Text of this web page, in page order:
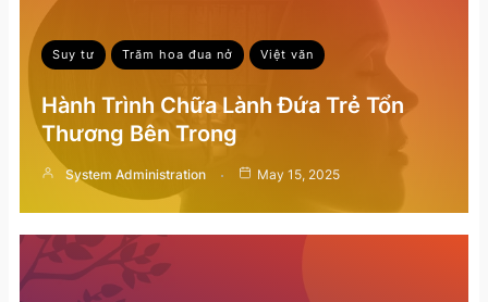
Suy tư Trăm hoa đua nở Việt văn
Hành Trình Chữa Lành Đứa Trẻ Tổn
Thương Bên Trong
System Administration May 15, 2025